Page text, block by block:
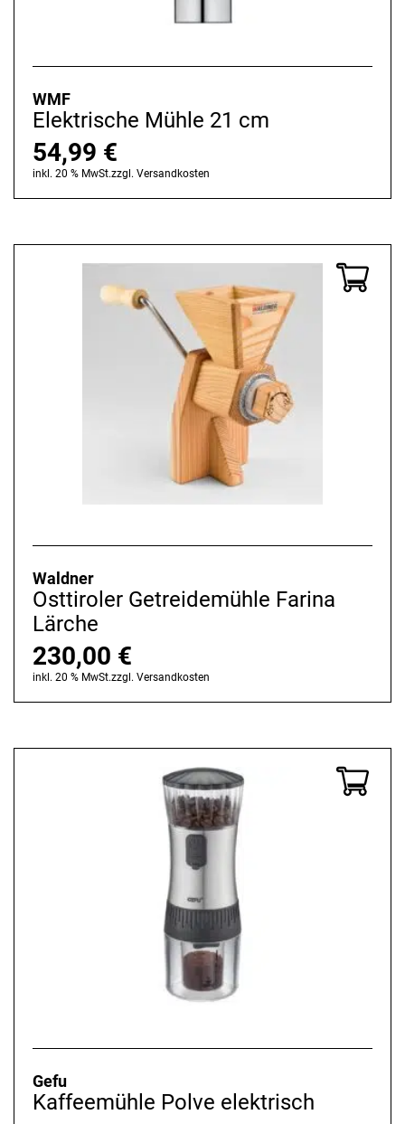
WMF
Elektrische Mühle 21 cm
54,99 €
inkl. 20 % MwSt.zzgl. Versandkosten
Waldner
Osttiroler Getreidemühle Farina
Lärche
230,00 €
inkl. 20 % MwSt.zzgl. Versandkosten
Gefu
Kaffeemühle Polve elektrisch